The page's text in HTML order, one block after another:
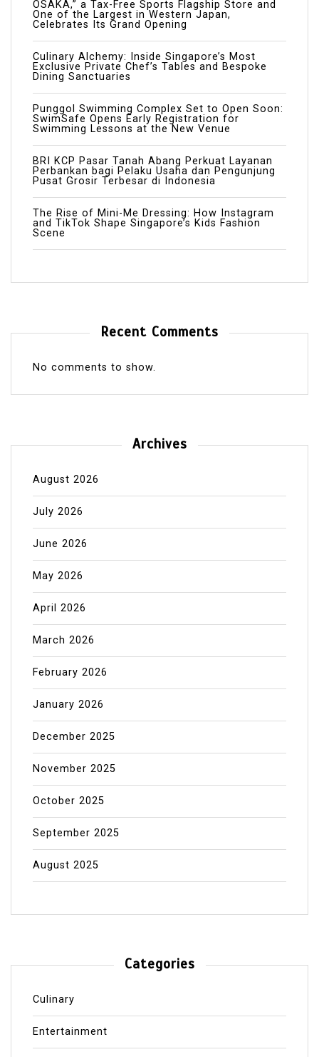
OSAKA,” a Tax-Free Sports Flagship Store and
One of the Largest in Western Japan,
Celebrates Its Grand Opening
Culinary Alchemy: Inside Singapore’s Most
Exclusive Private Chef’s Tables and Bespoke
Dining Sanctuaries
Punggol Swimming Complex Set to Open Soon:
SwimSafe Opens Early Registration for
Swimming Lessons at the New Venue
BRI KCP Pasar Tanah Abang Perkuat Layanan
Perbankan bagi Pelaku Usaha dan Pengunjung
Pusat Grosir Terbesar di Indonesia
The Rise of Mini-Me Dressing: How Instagram
and TikTok Shape Singapore’s Kids Fashion
Scene
Recent Comments
No comments to show.
Archives
August 2026
July 2026
June 2026
May 2026
April 2026
March 2026
February 2026
January 2026
December 2025
November 2025
October 2025
September 2025
August 2025
Categories
Culinary
Entertainment